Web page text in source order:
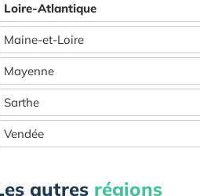
Loire-Atlantique
Maine-et-Loire
Mayenne
Sarthe
Vendée
autres régions